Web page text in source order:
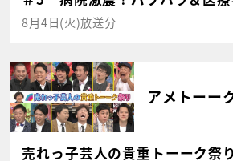
8月4日(火)放送分
アメトーー
売れっ子芸人の貴重トーーク祭